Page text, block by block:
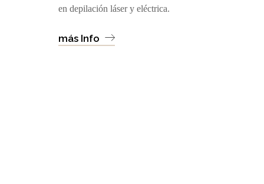
en depilación láser y eléctrica.
más Info